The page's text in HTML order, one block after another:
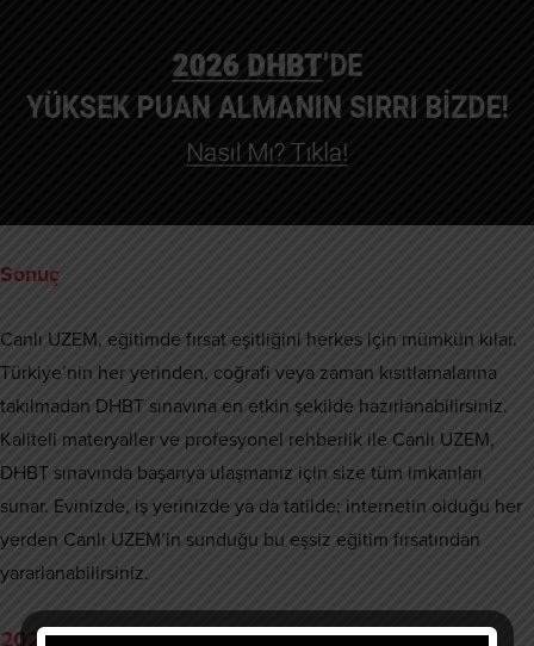
Sonuç
Canlı UZEM, eğitimde fırsat eşitliğini herkes için mümkün kılar.
Türkiye’nin her yerinden, coğrafi veya zaman kısıtlamalarına
takılmadan DHBT sınavına en etkin şekilde hazırlanabilirsiniz.
Kaliteli materyaller ve profesyonel rehberlik ile Canlı UZEM,
DHBT sınavında başarıya ulaşmanız için size tüm imkanları
sunar. Evinizde, iş yerinizde ya da tatilde; internetin olduğu her
yerden Canlı UZEM’in sunduğu bu eşsiz eğitim fırsatından
yararlanabilirsiniz.
2026 DHBT Sınavında Yüksek Puan Yapay Zeka